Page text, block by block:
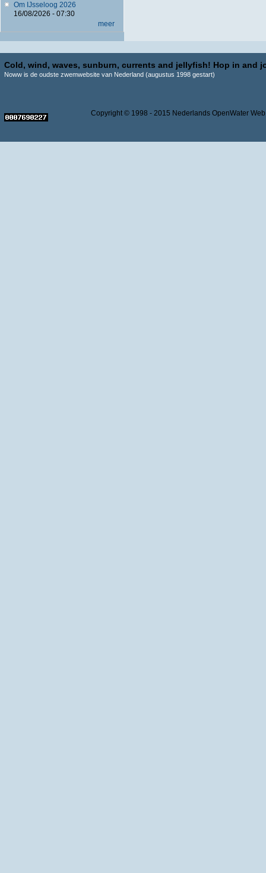
Om IJsseloog 2026
16/08/2026 - 07:30
meer
Cold, wind, waves, sunburn, currents and jellyfish! Hop in and
Noww is de oudste zwemwebsite van Nederland (augustus 1998 gestart)
Copyright © 1998 - 2015 Nederlands OpenWater